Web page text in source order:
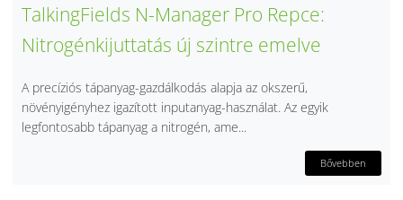
TalkingFields N-Manager Pro Repce:
Nitrogénkijuttatás új szintre emelve
A precíziós tápanyag-gazdálkodás alapja az okszerű,
növényigényhez igazított inputanyag-használat. Az egyik
legfontosabb tápanyag a nitrogén, ame...
Bővebben